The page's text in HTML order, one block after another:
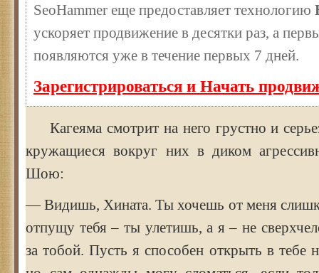
SeoHammer еще предоставляет технологию
ускоряет продвижение в десятки раз, а
появляются уже в течение первых 7 дней.
Зарегистрироваться и Начать
Кагеяма смотрит на него грустно и
кружащиеся вокруг них в диком
Шою:
— Видишь, Хината. Ты хочешь от меня
отпущу тебя – ты улетишь, а я – не
за тобой. Пусть я способен открыть в тебе